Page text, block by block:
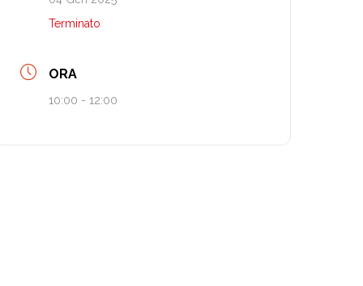
Terminato
ORA
10:00 - 12:00